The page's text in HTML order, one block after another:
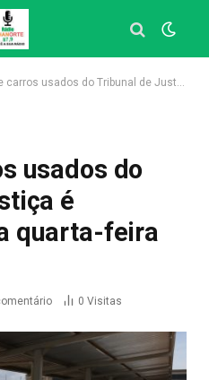
do Tribunal de Justiça é realizado nesta quarta-feira (6); confira
usados do
é
quarta-feira
0 Visitas